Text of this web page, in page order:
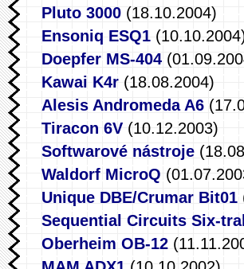
Pluto 3000 (18.10.2004)
Ensoniq ESQ1
Doepfer MS-404
Kawai K4r (18.08.2004)
Alesis Andromeda A6
Tiracon 6V (10.12.2003)
Softwarové nástroje
Waldorf MicroQ
Unique DBE/Crumar Bit01
Sequential Circuits Six-
Oberheim OB-12